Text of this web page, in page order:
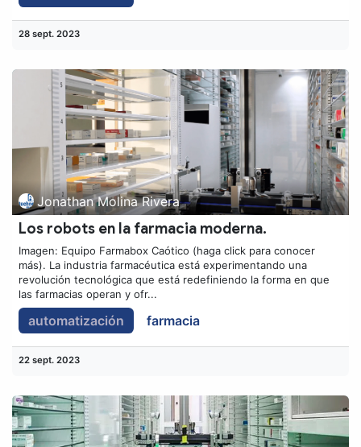
28 sept. 2023
Jonathan Molina Rivera
Los robots en la farmacia moderna.
Imagen: Equipo Farmabox Caótico (haga click para conocer
más). La industria farmacéutica está experimentando una
revolución tecnológica que está redefiniendo la forma en que
las farmacias operan y ofr...
automatización farmacia
22 sept. 2023